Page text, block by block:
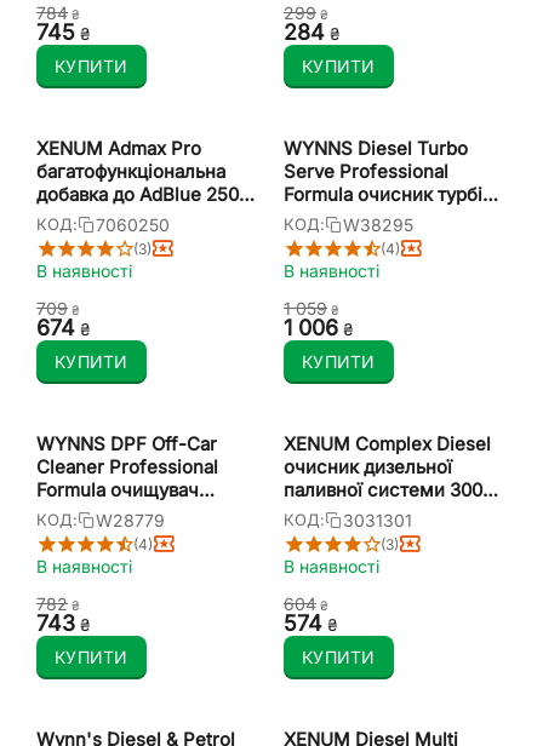
‍745‍ ₴
‍784‍ ₴
КУПИТИ
‍284‍ ₴
‍299‍ ₴
КУПИТИ
XENUM Admax Pro
багатофункціональна
добавка до AdBlue 250
мл
КОД: 7060250
(3)
В наявності
‍674‍ ₴
‍709‍ ₴
КУПИТИ
WYNNS Diesel Turbo
Serve Professional
Formula очисник турбіни
дизельних двигунів
(турбо-дизеля) 1000 мл
КОД: W38295
(4)
В наявності
1 006 ₴
1 059 ₴
КУПИТИ
WYNNS DPF Off-Car
Cleaner Professional
Formula очищувач
фільтра сажі (знятого з
авто) 500 мл
КОД: W28779
(4)
В наявності
‍743‍ ₴
‍782‍ ₴
КУПИТИ
XENUM Complex Diesel
очисник дизельної
паливної системи 300
мл
КОД: 3031301
(3)
В наявності
‍574‍ ₴
‍604‍ ₴
КУПИТИ
Wynn's Diesel & Petrol XENUM Diesel Multi